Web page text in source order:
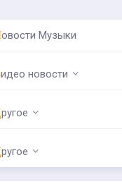
Новости Музыки
Видео новости
Другое
Другое